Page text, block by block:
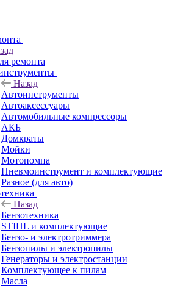
ремонта
Назад
Автоинструменты
Автоаксессуары
Автомобильные компрессоры
АКБ
Домкраты
Мойки
Мотопомпа
Пневмоинструмент и комплектующие
Разное (для авто)
Назад
Бензотехника
STIHL и комплектующие
Бензо- и электротриммера
Бензопилы и электропилы
Генераторы и электростанции
Комплектующее к пилам
Масла